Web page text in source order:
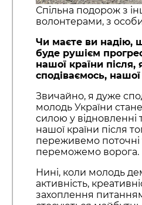
Спільна подорож з
волонтерами, з
Чи маєте ви надію,
буде рушієм
нашої країни після,
сподіваємось,
Звичайно, я дуже
молодь України
силою у відновленні
нашої країни після
переживемо поточні
переможемо ворога.
Нині, коли молодь
активність,
захоплення